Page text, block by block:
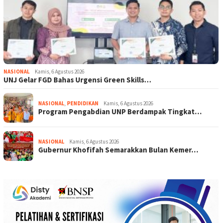
NASIONAL Kamis, 6 Agustus 2026
UNJ Gelar FGD Bahas Urgensi Green Skills…
NASIONAL PENDIDIKAN Kamis, 6 Agustus 2026
Program Pengabdian UNP Berdampak Tingkat…
NASIONAL Kamis, 6 Agustus 2026
Gubernur Khofifah Semarakkan Bulan Kemer…